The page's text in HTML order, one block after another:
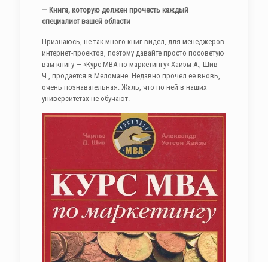
— Книга, которую должен прочесть каждый
специалист вашей области
Признаюсь, не так много книг видел, для менеджеров
интернет-проектов, поэтому давайте просто посоветую
вам книгу — «Курс МВА по маркетингу» Хайэм А., Шив
Ч., продается в Меломане. Недавно прочел ее вновь,
очень познавательная. Жаль, что по ней в наших
университетах не обучают.